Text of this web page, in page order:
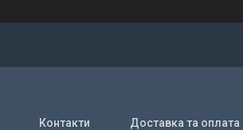
Контакти Доставка та оплата